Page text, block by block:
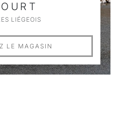
LIÉGEOIS
LE MAGASIN